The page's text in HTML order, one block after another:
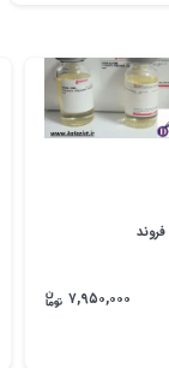
۷,۹۵۰,۰۰۰